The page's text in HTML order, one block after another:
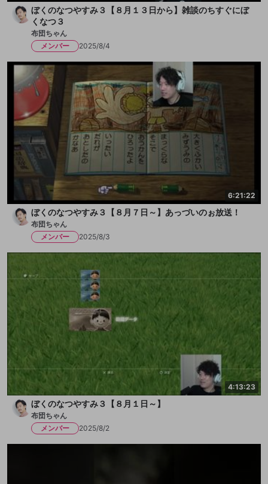
ぼくのなつやすみ３【８月１３日から】雑談のちすぐにぼ
くなつ３
布団ちゃん
メンバー
2025/8/4
6:21:22
ぼくのなつやすみ３【８月７日～】あっづいのぉ放送！
布団ちゃん
メンバー
2025/8/3
4:13:23
ぼくのなつやすみ３【８月１日～】
布団ちゃん
メンバー
2025/8/2